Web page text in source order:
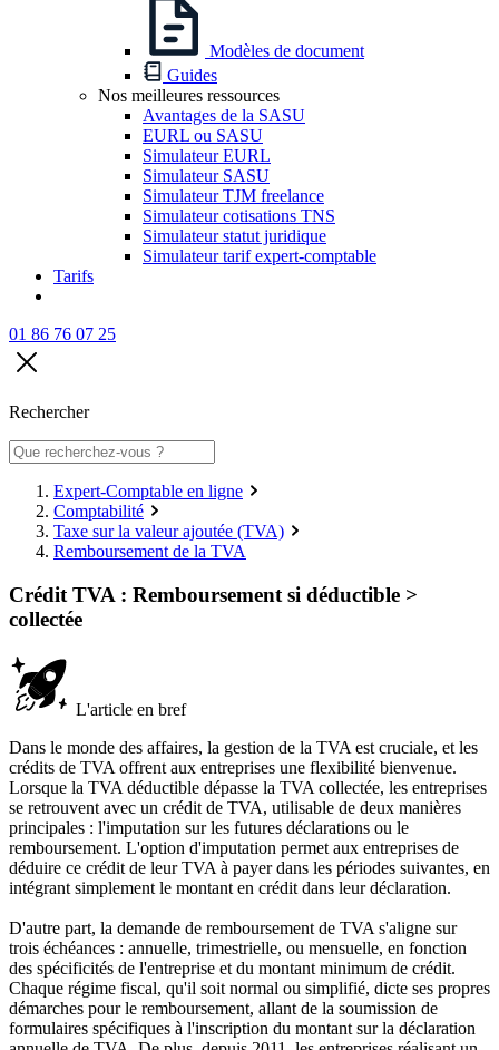
Modèles de document
Guides
Nos meilleures ressources
Avantages de la SASU
EURL ou SASU
Simulateur EURL
Simulateur SASU
Simulateur TJM freelance
Simulateur cotisations TNS
Simulateur statut juridique
Simulateur tarif expert-comptable
Tarifs
01 86 76 07 25
Rechercher
Expert-Comptable en ligne
Comptabilité
Taxe sur la valeur ajoutée (TVA)
Remboursement de la TVA
Crédit TVA : Remboursement si déductible >
collectée
L'article en bref
Dans le monde des affaires, la gestion de la TVA est cruciale, et les
crédits de TVA offrent aux entreprises une flexibilité bienvenue.
Lorsque la TVA déductible dépasse la TVA collectée, les entreprises
se retrouvent avec un crédit de TVA, utilisable de deux manières
principales : l'imputation sur les futures déclarations ou le
remboursement. L'option d'imputation permet aux entreprises de
déduire ce crédit de leur TVA à payer dans les périodes suivantes, en
intégrant simplement le montant en crédit dans leur déclaration.
D'autre part, la demande de remboursement de TVA s'aligne sur
trois échéances : annuelle, trimestrielle, ou mensuelle, en fonction
des spécificités de l'entreprise et du montant minimum de crédit.
Chaque régime fiscal, qu'il soit normal ou simplifié, dicte ses propres
démarches pour le remboursement, allant de la soumission de
formulaires spécifiques à l'inscription du montant sur la déclaration